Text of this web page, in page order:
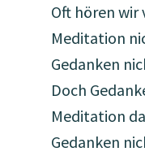
Oft hören wir
Meditation
Gedanken
Doch
Meditation
Gedanken